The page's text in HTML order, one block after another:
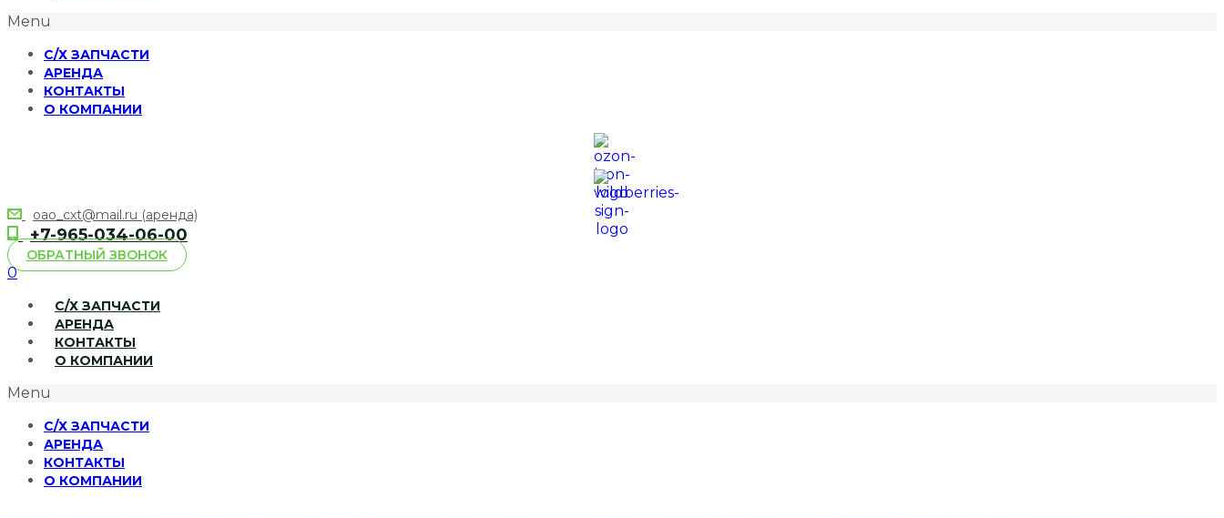
Menu
С/Х ЗАПЧАСТИ
АРЕНДА
КОНТАКТЫ
О КОМПАНИИ
oao_cxt@mail.ru (аренда)
+7-965-034-06-00
ОБРАТНЫЙ ЗВОНОК
0
С/Х ЗАПЧАСТИ
АРЕНДА
КОНТАКТЫ
О КОМПАНИИ
Menu
С/Х ЗАПЧАСТИ
АРЕНДА
КОНТАКТЫ
О КОМПАНИИ